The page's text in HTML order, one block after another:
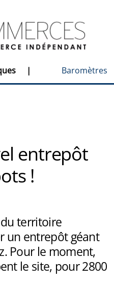
| Baromètres
entrepôt
!
territoire
un entrepôt géant
Pour le moment,
le site, pour 2800